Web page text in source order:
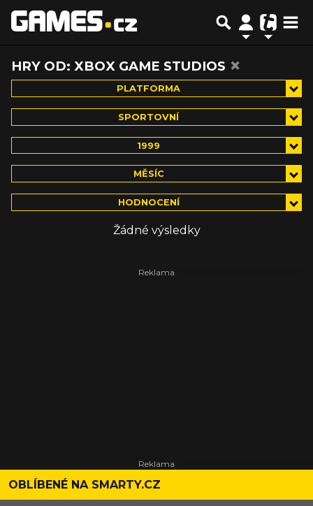
HRY OD: XBOX GAME STUDIOS ×
PLATFORMA
SPORTOVNÍ
1999
MĚSÍC
HODNOCENÍ
Žádné výsledky
OBLÍBENÉ NA SMARTY.CZ